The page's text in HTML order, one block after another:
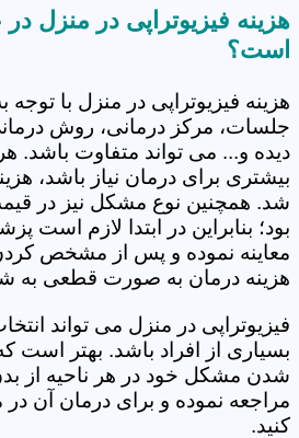
هزینه فیزیوتراپی در منزل
است؟
هزینه فیزیوتراپی در منزل با توجه
جلسات، مرکز درمانی، روش
دیده و... می تواند متفاوت باشد.
بیشتری برای درمان نیاز باشد،
شد. همچنین نوع مشکل نیز در
بود؛ بنابراین در ابتدا لازم است
معاینه نموده و پس از مشخص
هزینه درمان به صورت قطعی به
فیزیوتراپی در منزل می تواند
بسیاری از افراد باشد. بهتر است
شدن مشکل خود در هر ناحیه از
مراجعه نموده و برای درمان آن
کنید.